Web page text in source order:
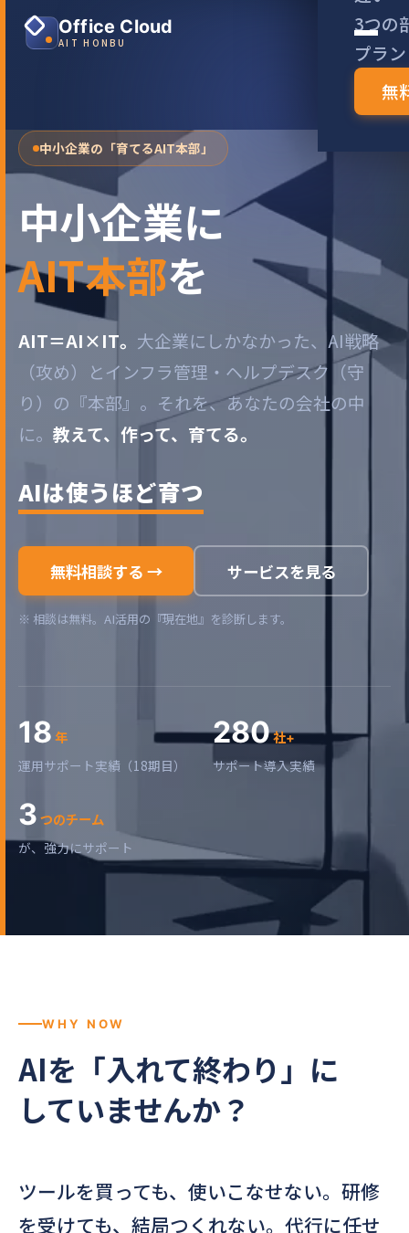
Office Cloud
AIT HONBU
3つの
プラン
無
中小企業の「育てるAIT本部」
中小企業に
AIT本部を
AIT＝AI×IT。 大企業にしかなかった、AI戦略
（攻め）とインフラ管理・ヘルプデスク（守
り）の『本部』。それを、あなたの会社の中
に。 教えて、作って、育てる。
AIは使うほど育つ
無料相談する → サービスを見る
※ 相談は無料。AI活用の『現在地』を診断します。
18 年
運用サポート実績（18期目）
280社+
サポート導入実績
3 つのチーム
が、強力にサポート
WHY NOW
AIを「入れて終わり」に
していませんか？
ツールを買っても、使いこなせない。研修
を受けても、結局つくれない。代行に任せ